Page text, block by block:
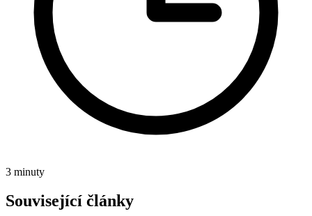
3 minuty
Související články